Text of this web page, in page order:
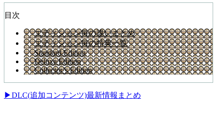
目次
エディション毎の違いまとめ
エディション毎の特典一覧
Standard Edition
Deluxe Edition
Collector’s Edition
▶DLC(追加コンテンツ)最新情報まとめ